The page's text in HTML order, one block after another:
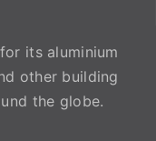
its aluminium
other building
the globe.